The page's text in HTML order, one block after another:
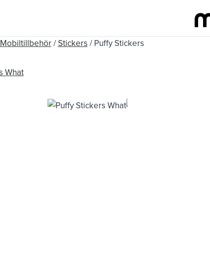
Mobiltillbehör/ Stickers / Puffy Stickers